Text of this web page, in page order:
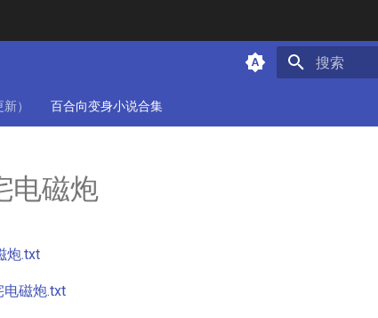
） 百合向变身小说合集
电磁炮
炮.txt
电磁炮.txt